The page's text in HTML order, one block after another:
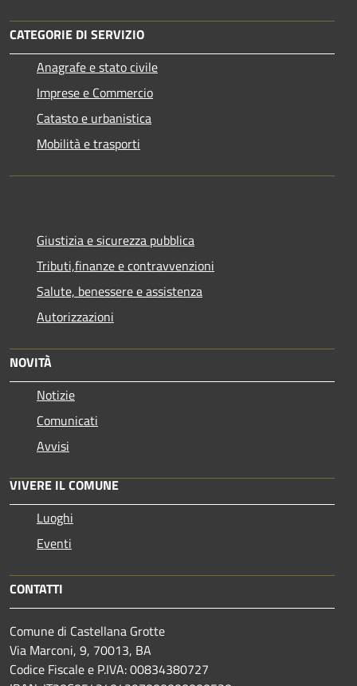
CATEGORIE DI SERVIZIO
Anagrafe e stato civile
Imprese e Commercio
Catasto e urbanistica
Mobilità e trasporti
Giustizia e sicurezza pubblica
Tributi,finanze e contravvenzioni
Salute, benessere e assistenza
Autorizzazioni
NOVITÀ
Notizie
Comunicati
Avvisi
VIVERE IL COMUNE
Luoghi
Eventi
CONTATTI
Comune di Castellana Grotte
Via Marconi, 9, 70013, BA
Codice Fiscale e P.IVA: 00834380727